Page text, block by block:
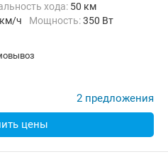
хода: 50 км
ч Мощность:350 Вт
2 предложения
цены